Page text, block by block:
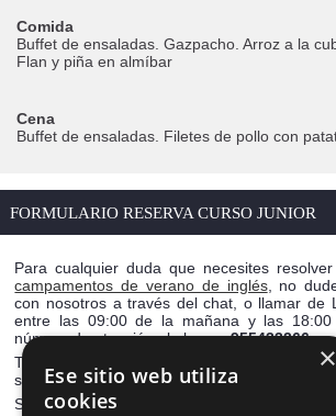
Comida
Buffet de ensaladas. Gazpacho. Arroz a la
Flan y piña en almíbar
Cena
Buffet de ensaladas. Filetes de pollo con
FORMULARIO RESERVA CURSO JUNIOR
Para cualquier duda que necesites
campamentos de verano de inglés, no
con nosotros a través del chat, o llamar de
entre las 09:00 de la mañana y las
número de atención al alumno955433266.
También puedes dejarnos tu consulta
sección decontacto
Si ya lo tienes todo claro, procede ya a
×
Ese sitio web utiliza
cookies